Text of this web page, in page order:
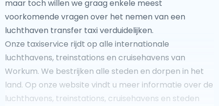
maar toch willen we graag enkele meest
voorkomende vragen over het nemen van een
luchthaven transfer taxi verduidelijken.
Onze taxiservice rijdt op alle internationale
luchthavens, treinstations en cruisehavens van
Workum. We bestrijken alle steden en dorpen in het
land. Op onze website vindt u meer informatie over de
luchthavens, treinstations, cruisehavens en steden